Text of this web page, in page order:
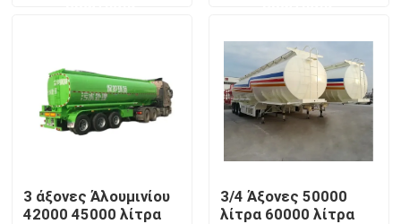
Ζητήστε ένα απόσπασμα
Μεταχειρισμένα ανατρεπόμενα φορτηγά
Χρησιμοποιημένα Tipper φορτηγά
3 άξονες Άλουμινίου
42000 45000 λίτρα
3/4 Άξονες 50000
λίτρα 60000 λίτρα